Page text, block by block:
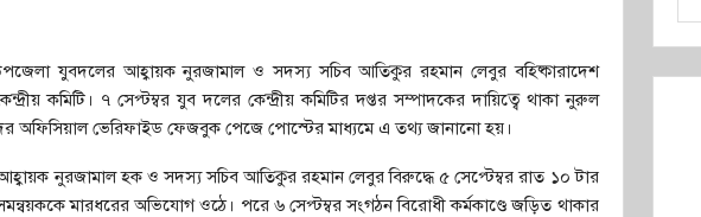
উপজেলা যুবদলের আহ্বায়ক নুরজামাল ও সদস্য সচিব আতিকুর রহমান লেবুর বহিষ্কারাদেশ
কমিটি। ৭ সেপ্টম্বর যুব দলের কেন্দ্রীয় কমিটির দপ্তর সম্পাদকের দায়িত্বে থাকা নুরুল
অফিসিয়াল ভেরিফাইড ফেজবুক পেজে পোস্টের মাধ্যমে এ তথ্য জানানো হয়।
নুরজামাল হক ও সদস্য সচিব আতিকুর রহমান লেবুর বিরুদ্ধে ৫ সেপ্টেম্বর রাত ১০ টার
মারধরের অভিযোগ ওঠে। পরে ৬ সেপ্টম্বর সংগঠন বিরোধী কর্মকাণ্ডে জড়িত থাকার